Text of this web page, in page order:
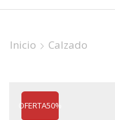
Inicio Calzado
OFERTA50%